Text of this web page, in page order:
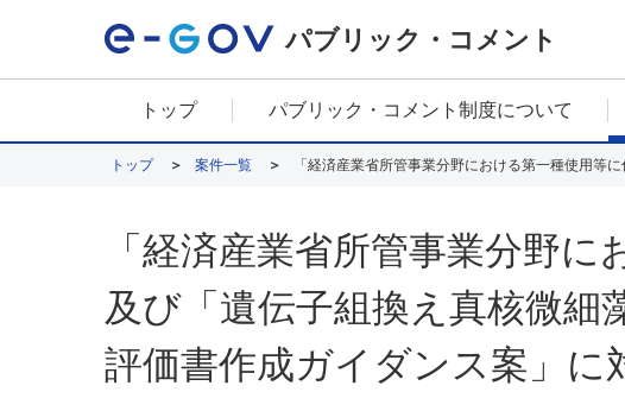
パブリック・コメント
トップ パブリック・コメント制度について
トップ 案件一覧
「経済産業省所管事業分野
及び「遺伝子組換え真核微細
評価書作成ガイダンス案」に